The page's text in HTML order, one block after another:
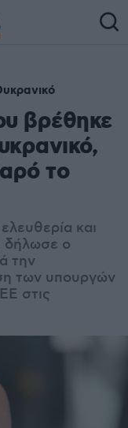
βρέθηκε
το
και
δήλωσε ο
την
των υπουργών
στις